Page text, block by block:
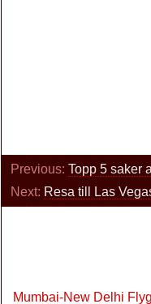
Previous: Topp 5 saker
Next: Resa till Las
Mumbai-New Delhi Flyg